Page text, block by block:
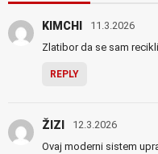
KIMCHI 11.3.2026
Zlatibor da se sam
REPLY
ŽIZI 12.3.2026
Ovaj moderni sistem